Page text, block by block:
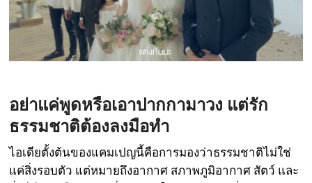
อย่าแค่พูดหรือเอาปากกามาวง แต่รัก
ธรรมชาติต้องลงมือทำ
ไอเดียตั้งต้นของแคมเปญนี้คือการมองว่าธรรมชาติไม่ใช่
แค่สิ่งรอบตัว แต่หมายถึงอากาศ สภาพภูมิอากาศ สัตว์ และ